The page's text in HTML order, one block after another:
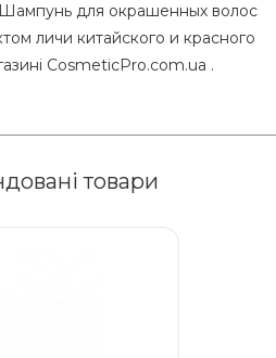
для окрашенных волос
личи китайского и красного
CosmeticPro.com.ua .
товари